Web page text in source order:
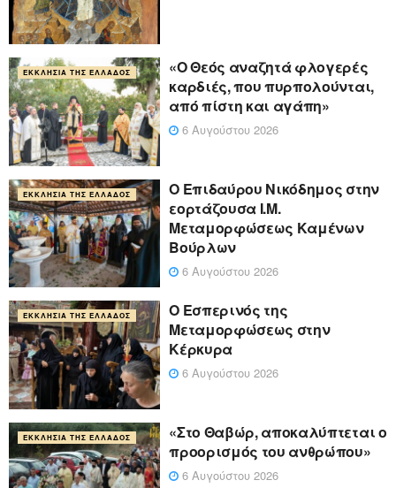
ΕΚΚΛΗΣΊΑ ΤΗΣ ΕΛΛΆΔΟΣ
«Ο Θεός αναζητά φλογερές
καρδιές, που πυρπολούνται,
από πίστη και αγάπη»
6 Αυγούστου 2026
ΕΚΚΛΗΣΊΑ ΤΗΣ ΕΛΛΆΔΟΣ
Ο Επιδαύρου Νικόδημος στην
εορτάζουσα Ι.Μ.
Μεταμορφώσεως Καμένων
Βούρλων
6 Αυγούστου 2026
ΕΚΚΛΗΣΊΑ ΤΗΣ ΕΛΛΆΔΟΣ
Ο Εσπερινός της
Μεταμορφώσεως στην
Κέρκυρα
6 Αυγούστου 2026
ΕΚΚΛΗΣΊΑ ΤΗΣ ΕΛΛΆΔΟΣ
«Στο Θαβώρ, αποκαλύπτεται ο
προορισμός του ανθρώπου»
6 Αυγούστου 2026